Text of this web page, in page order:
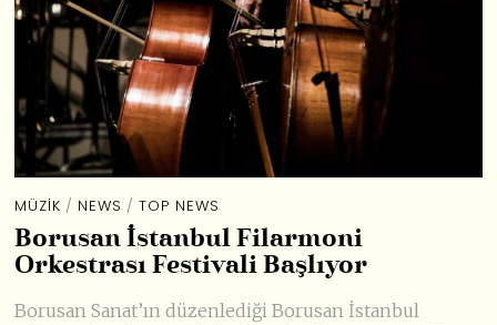
MÜZIK / NEWS / TOP NEWS
Borusan İstanbul Filarmoni
Orkestrası Festivali Başlıyor
Borusan Sanat’ın düzenlediği Borusan İstanbul